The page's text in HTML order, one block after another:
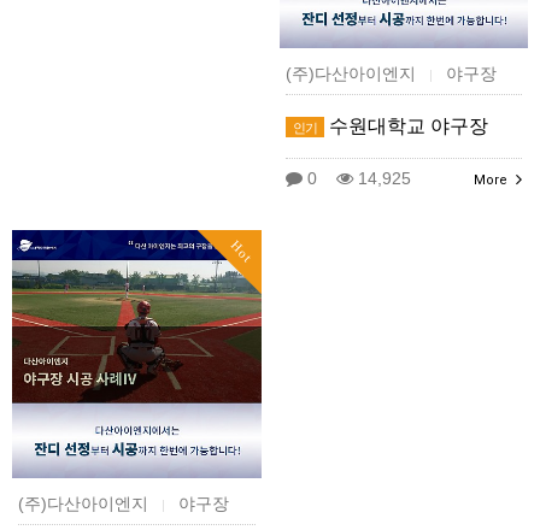
(주)다산아이엔지 | 야구장
인기 수원대학교 야구장
0 14,925 More
Hot
(주)다산아이엔지 | 야구장